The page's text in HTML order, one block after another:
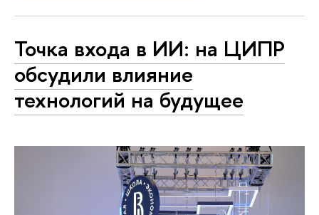
Точка входа в ИИ: на ЦИПР
обсудили влияние
технологий на будущее